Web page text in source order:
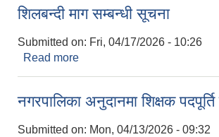
शिलबन्दी माग सम्बन्धी सूचना
Submitted on: Fri, 04/17/2026 - 10:26
Read more
नगरपालिका अनुदानमा शिक्षक
Submitted on: Mon, 04/13/2026 - 09:32